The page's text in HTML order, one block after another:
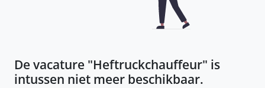
De vacature "Heftruckchauffeur" is
intussen niet meer beschikbaar.